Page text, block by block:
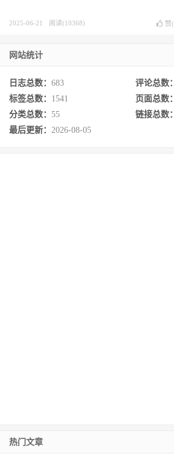
2025-06-21 阅读(10368) 赞(
网站统计
日志总数： 683 评论总数：
标签总数： 1541 页面总数：
分类总数： 55 链接总数：
最后更新： 2026-08-05
热门文章